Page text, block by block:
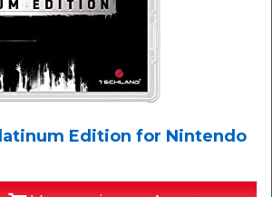
Edition for Nintendo